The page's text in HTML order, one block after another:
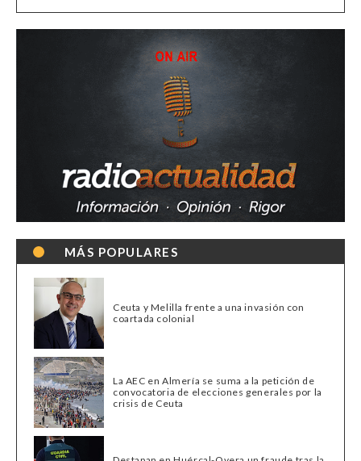
MÁS POPULARES
Ceuta y Melilla frente a una invasión con
coartada colonial
La AEC en Almería se suma a la petición de
convocatoria de elecciones generales por la
crisis de Ceuta